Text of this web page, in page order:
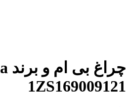
1ZS169009121